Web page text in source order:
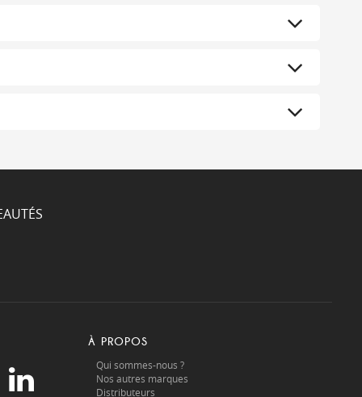
À PROPOS
Qui sommes-nous ?
Nos autres marques
Distributeurs